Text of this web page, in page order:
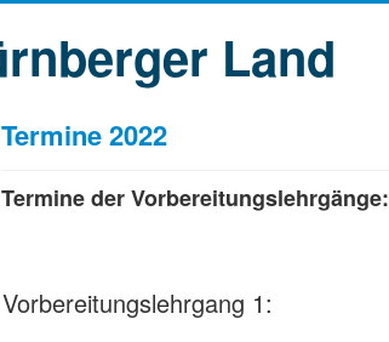
Land
Termine 2022
Termine der Vorbereitungslehrgänge:
Vorbereitungslehrgang 1: